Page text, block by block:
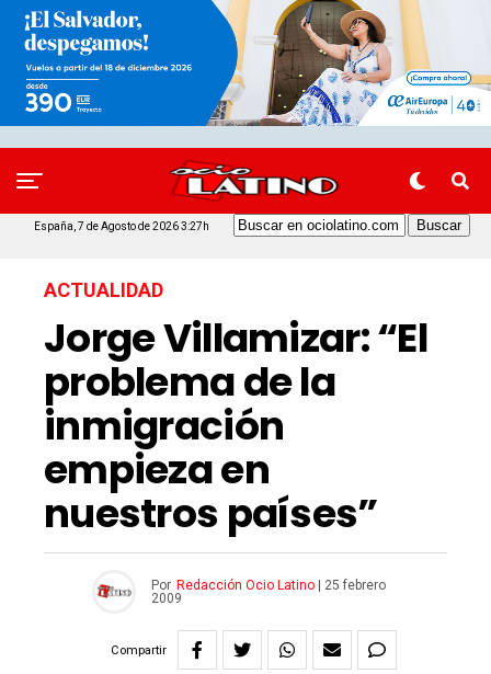
España, 7 de Agosto de 2026 3:27h
ACTUALIDAD
Jorge Villamizar: “El
problema de la
inmigración
empieza en
nuestros países”
Por Redacción Ocio Latino|
25 febrero
2009
Compartir